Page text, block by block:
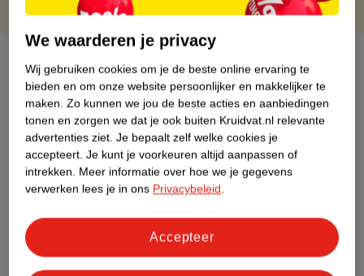
Over dit product
Productinformatie
Etiketinformatie
Nature Impact Score
Dit product heeft (nog) geen Nature
Impact Score.
We waarderen je privacy
Wij gebruiken cookies om je de beste online ervaring te
bieden en om onze website persoonlijker en makkelijker te
maken. Zo kunnen we jou de beste acties en aanbiedingen
tonen en zorgen we dat je ook buiten Kruidvat.nl relevante
advertenties ziet. Je bepaalt zelf welke cookies je
accepteert. Je kunt je voorkeuren altijd aanpassen of
intrekken. Meer informatie over hoe we je gegevens
verwerken lees je in ons Privacybeleid.
Accepteer